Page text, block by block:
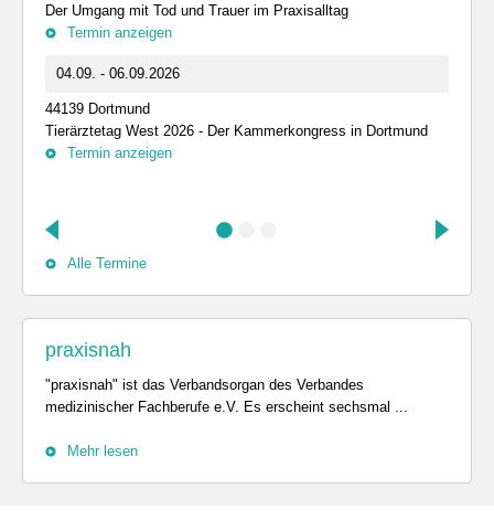
Der Umgang mit Tod und Trauer im Praxisalltag
Termin anzeigen
04.09. - 06.09.2026
44139 Dortmund
Tierärztetag West 2026 - Der Kammerkongress in Dortmund
Termin anzeigen
Alle Termine
praxisnah
"praxisnah" ist das Verbandsorgan des Verbandes
medizinischer Fachberufe e.V. Es erscheint sechsmal ...
Mehr lesen